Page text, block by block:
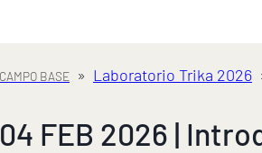
» Laboratorio Trika 2026
04 FEB 2026 |